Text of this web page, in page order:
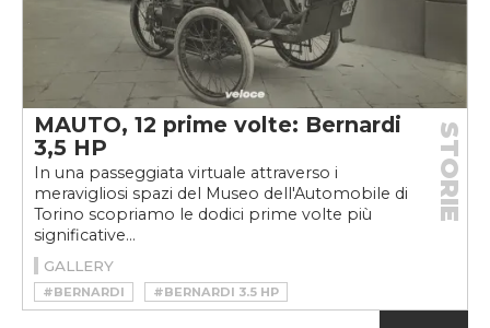
MAUTO, 12 prime volte: Bernardi
3,5 HP
In una passeggiata virtuale attraverso i
meravigliosi spazi del Museo dell'Automobile di
Torino scopriamo le dodici prime volte più
significative...
STORIE
GALLERY
#BERNARDI
#BERNARDI 3.5 HP
#ENRICO BERNARDI
#MAUTO